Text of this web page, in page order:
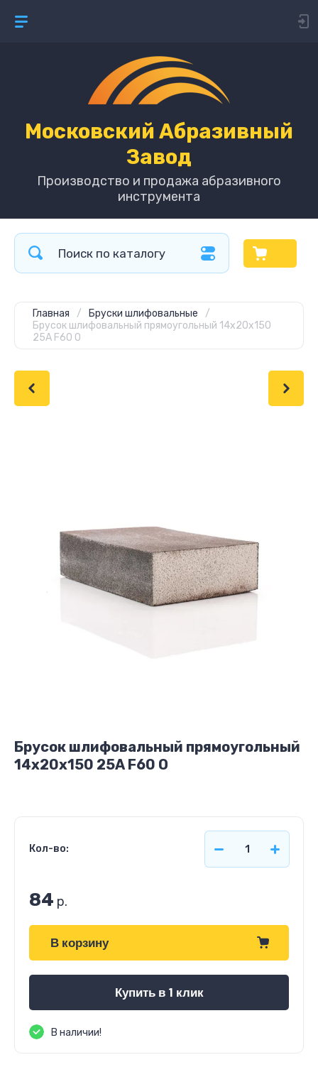
Московский Абразивный
Завод
Производство и продажа абразивного
инструмента
Главная / Бруски шлифовальные
/
Брусок шлифовальный прямоугольный 14х20х150
25А F60 O
Брусок шлифовальный прямоугольный
14х20х150 25А F60 O
Кол-во:
84 р.
В корзину
Купить в 1 клик
В наличии!